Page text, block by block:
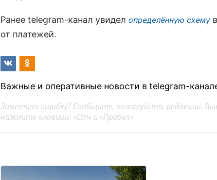
Ранее telegram-канал увидел определённую схему
от платежей.
Важные и оперативные новости в telegram-
Заметили ошибку? Сообщите, пожалуйста, редакции.
нажмите клавиши «Ctrl» и «Пробел»